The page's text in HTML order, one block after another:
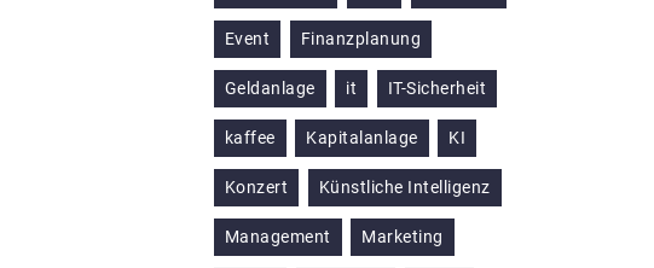
Event Finanzplanung
Geldanlage it IT-Sicherheit
kaffee Kapitalanlage KI
Konzert Künstliche Intelligenz
Management Marketing